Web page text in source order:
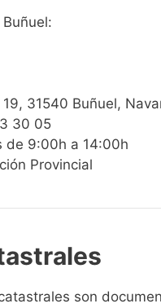
31540 Buñuel,
30 05
de 9:00h a 14:00h
Provincial
son